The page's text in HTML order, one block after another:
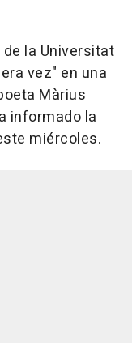
la Universitat
vez" en una
Màrius
informado la
miércoles.